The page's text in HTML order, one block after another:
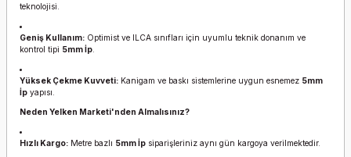
teknolojisi.
Geniş Kullanım: Optimist ve ILCA sınıfları için uyumlu teknik donanım ve
kontrol tipi 5mm İp
Yüksek Çekme Kuvveti: Kanigam ve baskı sistemlerine uygun esnemez 5mm
İp yapısı.
Neden Yelken Marketi'nden Almalısınız?
Hızlı Kargo: Metre bazlı 5mm İp siparişleriniz aynı gün kargoya verilmektedir.